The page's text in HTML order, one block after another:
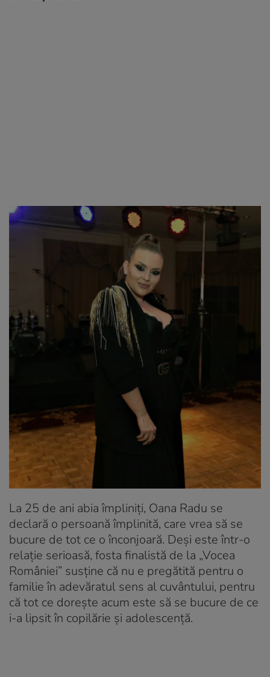
La 25 de ani abia împliniți, Oana Radu se
declară o persoană împlinită, care vrea să se
bucure de tot ce o înconjoară. Deși este într-o
relație serioasă, fosta finalistă de la „Vocea
României” susține că nu e pregătită pentru o
familie în adevăratul sens al cuvântului, pentru
că tot ce dorește acum este să se bucure de ce
i-a lipsit în copilărie și adolescență.